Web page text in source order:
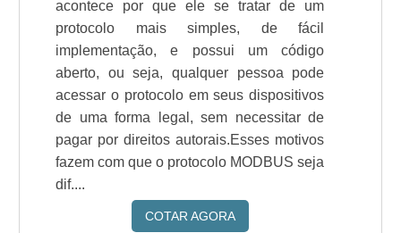
acontece por que ele se tratar de um
protocolo mais simples, de fácil
implementação, e possui um código
aberto, ou seja, qualquer pessoa pode
acessar o protocolo em seus dispositivos
de uma forma legal, sem necessitar de
pagar por direitos autorais.Esses motivos
fazem com que o protocolo MODBUS seja
dif....
COTAR AGORA